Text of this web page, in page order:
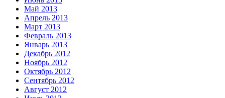
Май 2013
Апрель 2013
Март 2013
Февраль 2013
Январь 2013
Декабрь 2012
Ноябрь 2012
Октябрь 2012
Сентябрь 2012
Август 2012